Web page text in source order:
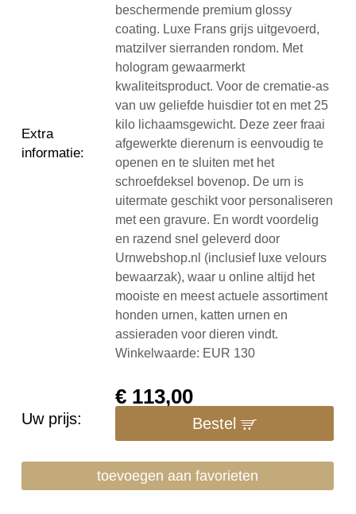
Extra
informatie:
beschermende premium glossy
coating. Luxe Frans grijs uitgevoerd,
matzilver sierranden rondom. Met
hologram gewaarmerkt
kwaliteitsproduct. Voor de crematie-as
van uw geliefde huisdier tot en met 25
kilo lichaamsgewicht. Deze zeer fraai
afgewerkte dierenurn is eenvoudig te
openen en te sluiten met het
schroefdeksel bovenop. De urn is
uitermate geschikt voor personaliseren
met een gravure. En wordt voordelig
en razend snel geleverd door
Urnwebshop.nl (inclusief luxe velours
bewaarzak), waar u online altijd het
mooiste en meest actuele assortiment
honden urnen, katten urnen en
assieraden voor dieren vindt.
Winkelwaarde: EUR 130
Uw prijs:
€ 113,00
Bestel
toevoegen aan favorieten